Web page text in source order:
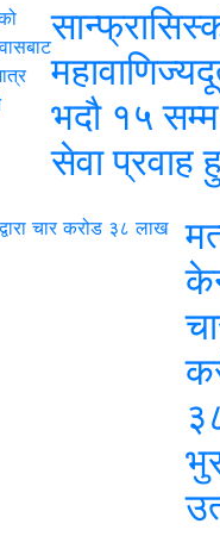
भदौ १५
सेवा प्रवाह